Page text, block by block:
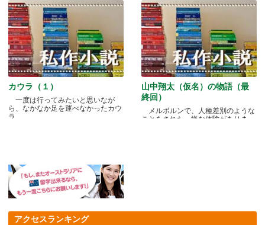
カウラ（１）
一度は行ってみたいと思いなが
ら、なかなか足を運べなかったカウ
ラ.....
山中翔太（仮名）の物語（最
終回）
メルボルンで、人種差別のような
ことをされた、嫌な体験がありま
アクセスランキング